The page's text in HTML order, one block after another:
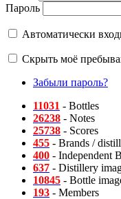
Пароль
Автоматически
Скрыть моё
Забыли пароль?
11031 - Bottles
26238 - Notes
25738 - Scores
455 - Brands /
400 - Independent
637 - Distillery
10845 - Bottle
193 - Members